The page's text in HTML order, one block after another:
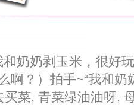
奶剥玉米，很好玩
啊？）拍手~“我和
买菜, 青菜绿油油呀,